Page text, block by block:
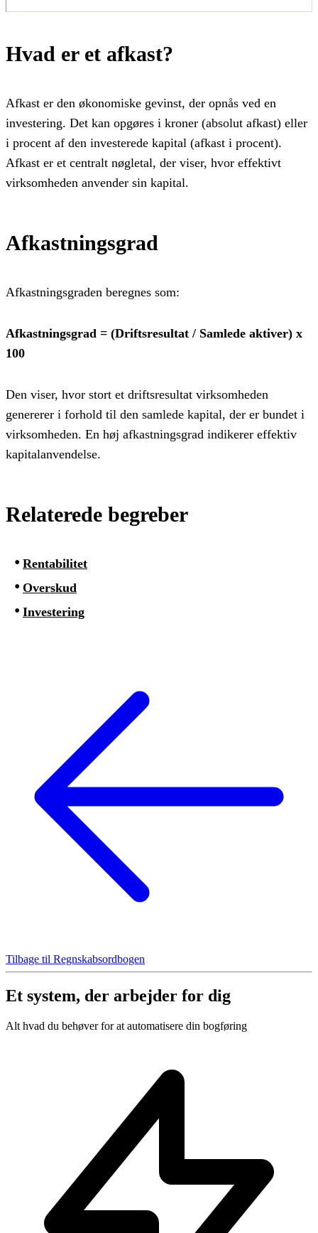
Hvad er et afkast?
Afkast er den økonomiske gevinst, der opnås ved en
investering. Det kan opgøres i kroner (absolut afkast) eller
i procent af den investerede kapital (afkast i procent).
Afkast er et centralt nøgletal, der viser, hvor effektivt
virksomheden anvender sin kapital.
Afkastningsgrad
Afkastningsgraden beregnes som:
Afkastningsgrad = (Driftsresultat / Samlede aktiver) x
100
Den viser, hvor stort et driftsresultat virksomheden
genererer i forhold til den samlede kapital, der er bundet i
virksomheden. En høj afkastningsgrad indikerer effektiv
kapitalanvendelse.
Relaterede begreber
Rentabilitet
Overskud
Investering
Tilbage til Regnskabsordbogen
Et system, der arbejder for dig
Alt hvad du behøver for at automatisere din bogføring